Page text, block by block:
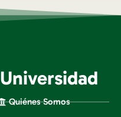
Universidad
Quiénes Somos